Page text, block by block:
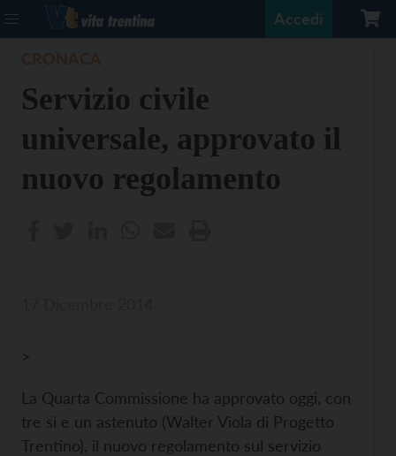
Accedi
Servizio civile
universale, approvato il
nuovo regolamento
>
La Quarta Commissione ha approvato oggi, con
tre sì e un astenuto (Walter Viola di Progetto
Trentino), il nuovo regolamento sul servizio